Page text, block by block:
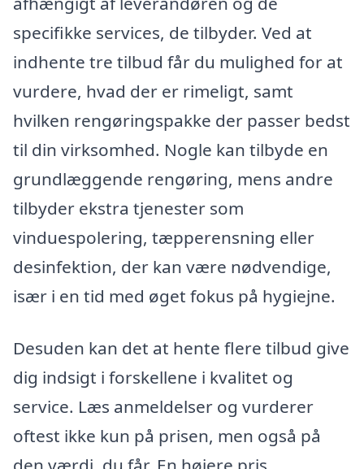
specifikke services, de tilbyder. Ved at
indhente tre tilbud får du mulighed for at
vurdere, hvad der er rimeligt, samt
hvilken rengøringspakke der passer bedst
til din virksomhed. Nogle kan tilbyde en
grundlæggende rengøring, mens andre
tilbyder ekstra tjenester som
vinduespolering, tæpperensning eller
desinfektion, der kan være nødvendige,
især i en tid med øget fokus på hygiejne.
Desuden kan det at hente flere tilbud give
dig indsigt i forskellene i kvalitet og
service. Læs anmeldelser og vurderer
oftest ikke kun på prisen, men også på